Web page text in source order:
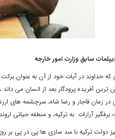
سابق وزارتامورخارجه
که خداوند در آیات خود از آن به عنوان
ترین آفریده پرودگار بعد از انسان می
در زمان قاجار و رضا شاه، سرچشمه های
برفگیر آرارات به ترکیه، و منطقه حیاتی
دولت ترکیه با سد سازی ها پی در پی